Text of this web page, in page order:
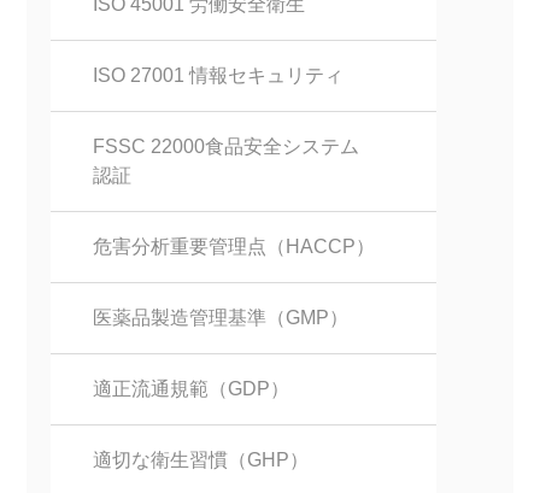
ISO 45001 労働安全衛生
ISO 27001 情報セキュリティ
FSSC 22000食品安全システム
認証
危害分析重要管理点（HACCP）
医薬品製造管理基準（GMP）
適正流通規範（GDP）
適切な衛生習慣（GHP）